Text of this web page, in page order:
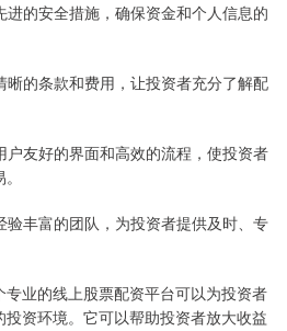
进的安全措施，确保资金和个人信息的
晰的条款和费用，让投资者充分了解配
户友好的界面和高效的流程，使投资者
验丰富的团队，为投资者提供及时、专
业的线上股票配资平台可以为投资者
资环境。它可以帮助投资者放大收益